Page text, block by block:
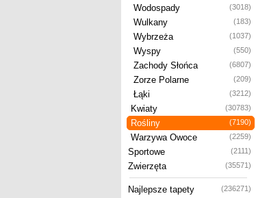
Wodospady (3018)
Wulkany (183)
Wybrzeża (1037)
Wyspy (550)
Zachody Słońca (6807)
Zorze Polarne (209)
Łąki (3212)
Kwiaty (30783)
Rośliny (7190)
Warzywa Owoce (2259)
Sportowe (2111)
Zwierzęta (35571)
Najlepsze tapety (236271)